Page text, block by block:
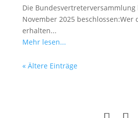
Die Bundesvertreterversammlung
November 2025 beschlossen:Wer
erhalten...
Mehr lesen...
« Ältere Einträge